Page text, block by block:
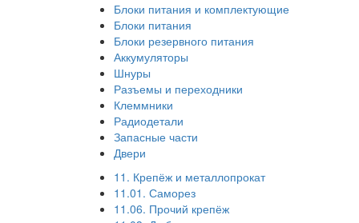
Блоки питания и комплектующие
Блоки питания
Блоки резервного питания
Аккумуляторы
Шнуры
Разъемы и переходники
Клеммники
Радиодетали
Запасные части
Двери
11. Крепёж и металлопрокат
11.01. Саморез
11.06. Прочий крепёж